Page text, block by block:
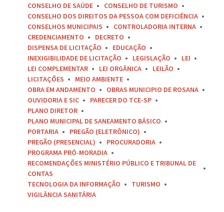
CONSELHO DE SAÚDE
CONSELHO DE TURISMO
CONSELHO DOS DIREITOS DA PESSOA COM DEFICIÊNCIA
CONSELHOS MUNICIPAIS
CONTROLADORIA INTERNA
CREDENCIAMENTO
DECRETO
DISPENSA DE LICITAÇÃO
EDUCAÇÃO
INEXIGIBILIDADE DE LICITAÇÃO
LEGISLAÇÃO
LEI
LEI COMPLEMENTAR
LEI ORGÂNICA
LEILÃO
LICITAÇÕES
MEIO AMBIENTE
OBRA EM ANDAMENTO
OBRAS MUNICIPIO DE ROSANA
OUVIDORIA E SIC
PARECER DO TCE-SP
PLANO DIRETOR
PLANO MUNICIPAL DE SANEAMENTO BÁSICO
PORTARIA
PREGÃO (ELETRÔNICO)
PREGÃO (PRESENCIAL)
PROCURADORIA
PROGRAMA PRÓ-MORADIA
RECOMENDAÇÕES MINISTÉRIO PÚBLICO E TRIBUNAL DE
CONTAS
TECNOLOGIA DA INFORMAÇÃO
TURISMO
VIGILÂNCIA SANITÁRIA